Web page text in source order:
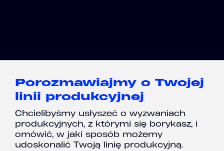
Porozmawiajmy o Twojej
linii produkcyjnej
Chcielibyśmy usłyszeć o wyzwaniach
produkcyjnych, z którymi się borykasz, i
omówić, w jaki sposób możemy
udoskonalić Twoją linię produkcyjną.